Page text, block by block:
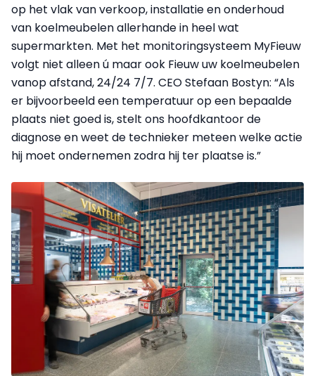
op het vlak van verkoop, installatie en onderhoud
van koelmeubelen allerhande in heel wat
supermarkten. Met het monitoringsysteem MyFieuw
volgt niet alleen ú maar ook Fieuw uw koelmeubelen
vanop afstand, 24/24 7/7. CEO Stefaan Bostyn: “Als
er bijvoorbeeld een temperatuur op een bepaalde
plaats niet goed is, stelt ons hoofdkantoor de
diagnose en weet de technieker meteen welke actie
hij moet ondernemen zodra hij ter plaatse is.”